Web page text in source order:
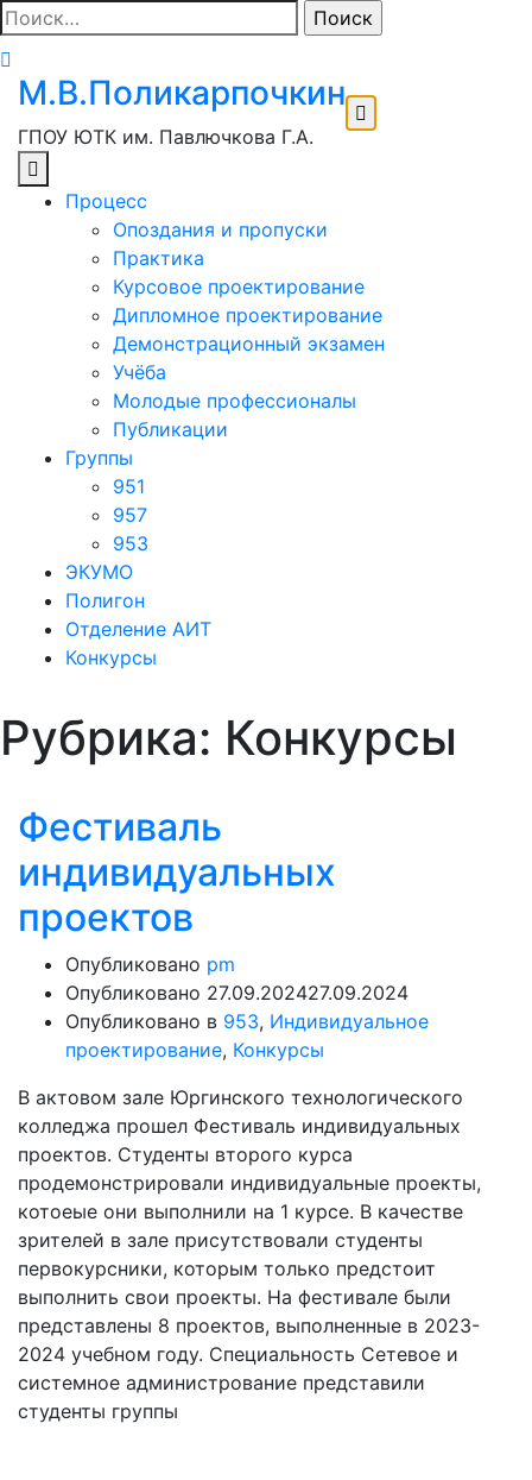
Перейти
к
содержимому
Найти:
М.В.Поликарпочкин
ГПОУ ЮТК им. Павлючкова Г.А.
Процесс
Опоздания и пропуски
Практика
Курсовое проектирование
Дипломное проектирование
Демонстрационный экзамен
Учёба
Молодые профессионалы
Публикации
Группы
951
957
953
ЭКУМО
Полигон
Отделение АИТ
Конкурсы
Рубрика: Конкурсы
Фестиваль
индивидуальных
проектов
Опубликовано pm
Опубликовано 27.09.202427.09.2024
Опубликовано в 953, Индивидуальное
проектирование, Конкурсы
В актовом зале Юргинского технологического
колледжа прошел Фестиваль индивидуальных
проектов. Студенты второго курса
продемонстрировали индивидуальные проекты,
котоеые они выполнили на 1 курсе. В качестве
зрителей в зале присутствовали студенты
первокурсники, которым только предстоит
выполнить свои проекты. На фестивале были
представлены 8 проектов, выполненные в 2023-
2024 учебном году. Специальность Сетевое и
системное администрование представили
студенты группы